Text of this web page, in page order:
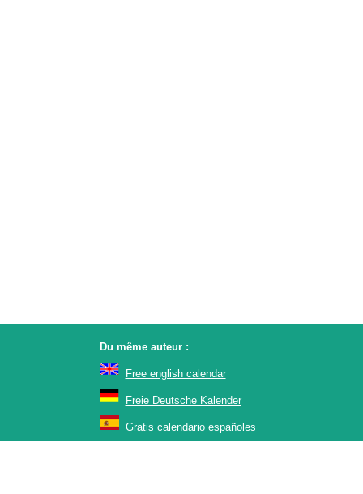
Du même auteur :
Free english calendar
Freie Deutsche Kalender
Gratis calendario españoles